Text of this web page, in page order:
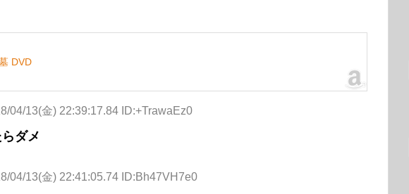
DVD
04/13(金) 22:39:17.84 ID:+TrawaEz0
ダメ
04/13(金) 22:41:05.74 ID:Bh47VH7e0